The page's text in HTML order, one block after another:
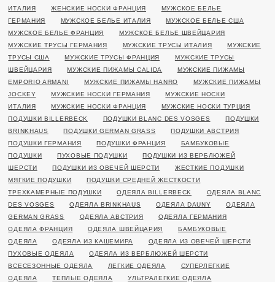
ИТАЛИЯ
ЖЕНСКИЕ НОСКИ ФРАНЦИЯ
МУЖСКОЕ БЕЛЬЕ
ГЕРМАНИЯ
МУЖСКОЕ БЕЛЬЕ ИТАЛИЯ
МУЖСКОЕ БЕЛЬЕ США
МУЖСКОЕ БЕЛЬЕ ФРАНЦИЯ
МУЖСКОЕ БЕЛЬЕ ШВЕЙЦАРИЯ
МУЖСКИЕ ТРУСЫ ГЕРМАНИЯ
МУЖСКИЕ ТРУСЫ ИТАЛИЯ
МУЖСКИЕ
ТРУСЫ США
МУЖСКИЕ ТРУСЫ ФРАНЦИЯ
МУЖСКИЕ ТРУСЫ
ШВЕЙЦАРИЯ
МУЖСКИЕ ПИЖАМЫ CALIDA
МУЖСКИЕ ПИЖАМЫ
EMPORIO ARMANI
МУЖСКИЕ ПИЖАМЫ HANRO
МУЖСКИЕ ПИЖАМЫ
JOCKEY
МУЖСКИЕ НОСКИ ГЕРМАНИЯ
МУЖСКИЕ НОСКИ
ИТАЛИЯ
МУЖСКИЕ НОСКИ ФРАНЦИЯ
МУЖСКИЕ НОСКИ ТУРЦИЯ
ПОДУШКИ BILLERBECK
ПОДУШКИ BLANC DES VOSGES
ПОДУШКИ
BRINKHAUS
ПОДУШКИ GERMAN GRASS
ПОДУШКИ АВСТРИЯ
ПОДУШКИ ГЕРМАНИЯ
ПОДУШКИ ФРАНЦИЯ
БАМБУКОВЫЕ
ПОДУШКИ
ПУХОВЫЕ ПОДУШКИ
ПОДУШКИ ИЗ ВЕРБЛЮЖЕЙ
ШЕРСТИ
ПОДУШКИ ИЗ ОВЕЧЕЙ ШЕРСТИ
ЖЕСТКИЕ ПОДУШКИ
МЯГКИЕ ПОДУШКИ
ПОДУШКИ СРЕДНЕЙ ЖЕСТКОСТИ
ТРЕХКАМЕРНЫЕ ПОДУШКИ
ОДЕЯЛА BILLERBECK
ОДЕЯЛА BLANC
DES VOSGES
ОДЕЯЛА BRINKHAUS ОДЕЯЛА DAUNY
ОДЕЯЛА
GERMAN GRASS
ОДЕЯЛА АВСТРИЯ
ОДЕЯЛА ГЕРМАНИЯ
ОДЕЯЛА ФРАНЦИЯ
ОДЕЯЛА ШВЕЙЦАРИЯ
БАМБУКОВЫЕ
ОДЕЯЛА
ОДЕЯЛА ИЗ КАШЕМИРА
ОДЕЯЛА ИЗ ОВЕЧЕЙ ШЕРСТИ
ПУХОВЫЕ ОДЕЯЛА
ОДЕЯЛА ИЗ ВЕРБЛЮЖЕЙ ШЕРСТИ
ВСЕСЕЗОННЫЕ ОДЕЯЛА
ЛЕГКИЕ ОДЕЯЛА
СУПЕРЛЕГКИЕ
ОДЕЯЛА
ТЕПЛЫЕ ОДЕЯЛА
УЛЬТРАЛЕГКИЕ ОДЕЯЛА